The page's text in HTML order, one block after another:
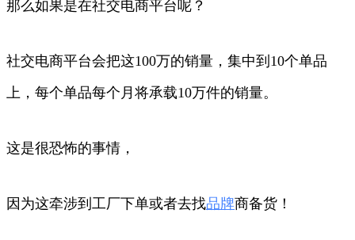
那么如果是在社交电商平台呢？
社交电商平台会把这100万的销量，集中到10个单品
上，每个单品每个月将承载10万件的销量。
这是很恐怖的事情，
因为这牵涉到工厂下单或者去找品牌商备货！